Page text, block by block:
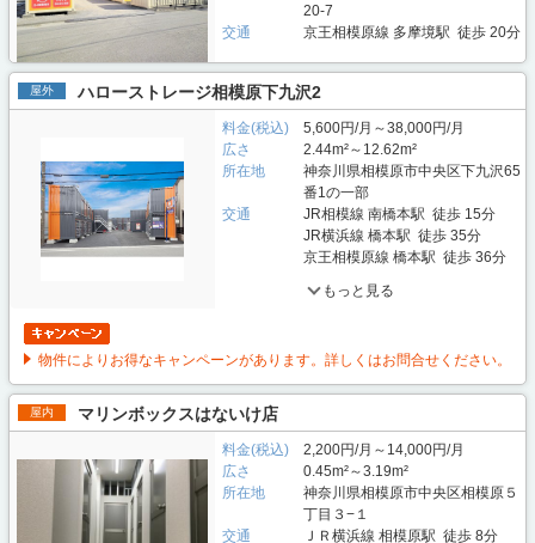
20-7
交通
京王相模原線 多摩境駅 徒歩 20分
屋外 ハローストレージ相模原下九沢2
料金(税込)
5,600円/月～38,000円/月
広さ
2.44m²～12.62m²
所在地
神奈川県相模原市中央区下九沢65
番1の一部
交通
JR相模線 南橋本駅 徒歩 15分
JR横浜線 橋本駅 徒歩 35分
京王相模原線 橋本駅 徒歩 36分
もっと見る
物件によりお得なキャンペーンがあります。詳しくはお問合せください。
屋内 マリンボックスはないけ店
料金(税込)
2,200円/月～14,000円/月
広さ
0.45m²～3.19m²
所在地
神奈川県相模原市中央区相模原５
丁目３−１
交通
ＪＲ横浜線 相模原駅 徒歩 8分